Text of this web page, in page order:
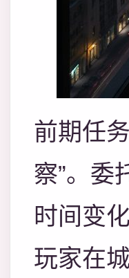
前期任
察”。委
时间变
玩家在